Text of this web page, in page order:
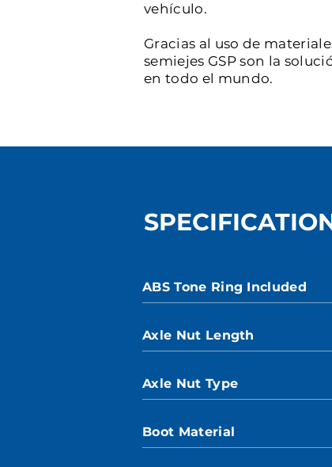
vehículo.
Gracias al uso de
semiejes GSP son la
en todo el mundo.
ABS Tone Ring Included
Axle Nut Length
Axle Nut Type
Boot Material